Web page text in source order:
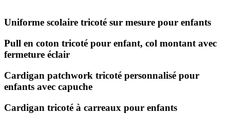
Uniforme scolaire tricoté sur mesure pour enfants
Pull en coton tricoté pour enfant, col montant avec
fermeture éclair
Cardigan patchwork tricoté personnalisé pour
enfants avec capuche
Cardigan tricoté à carreaux pour enfants